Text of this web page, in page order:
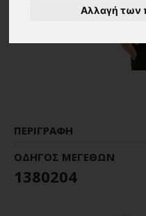
Αλλαγή των
ΠΕΡΙΓΡΑΦΉ
ΟΔΗΓΌΣ ΜΕΓΕΘΏΝ
1380204